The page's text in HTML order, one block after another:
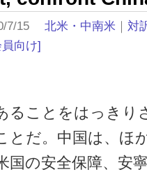
7/15北米・中南米 ｜対
向け]
ることをはっきり
とだ。中国は、ほ
国の安全保障、安